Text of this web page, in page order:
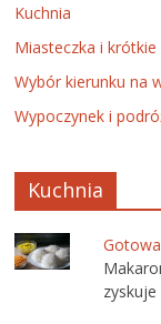
Kuchnia
Miasteczka i
Wybór kierunku na
Wypoczynek i
Kuchnia